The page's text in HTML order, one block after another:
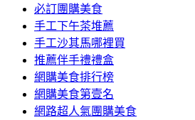
必訂團購美食
手工下午茶堆薦
手工沙其馬哪裡買
推薦伴手禮禮盒
網購美食排行榜
網購美食第壹名
網路超人氣團購美食